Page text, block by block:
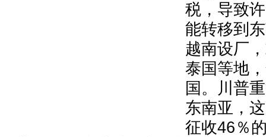
税，导致
能转移到
越南设厂
泰国等地
国。川普
东南亚，
征收46％